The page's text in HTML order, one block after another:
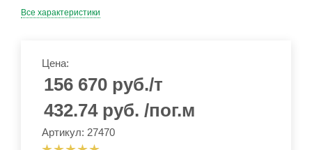
Все характеристики
Цена:
156 670 руб./т
432.74 руб. /пог.м
Артикул: 27470